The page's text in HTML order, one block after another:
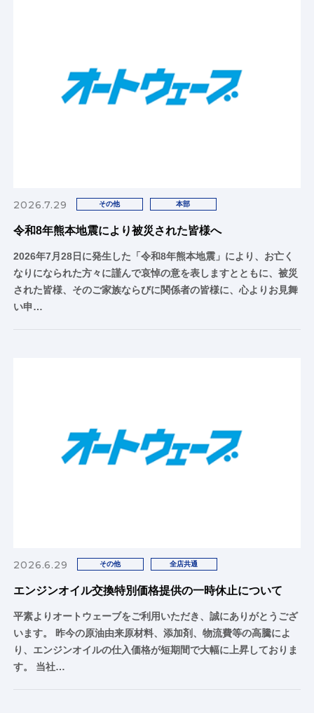
2026.7.29 その他 本部
令和8年熊本地震により被災された皆様へ
2026年7月28日に発生した「令和8年熊本地震」により、お亡く
なりになられた方々に謹んで哀悼の意を表しますとともに、被災
された皆様、そのご家族ならびに関係者の皆様に、心よりお見舞
い申…
2026.6.29 その他 全店共通
エンジンオイル交換特別価格提供の一時休止について
平素よりオートウェーブをご利用いただき、誠にありがとうござ
います。 昨今の原油由来原材料、添加剤、物流費等の高騰によ
り、エンジンオイルの仕入価格が短期間で大幅に上昇しておりま
す。 当社…